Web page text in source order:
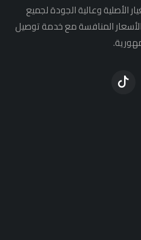
وعالية الجودة لجميع
المنافسة مع خدمة توصيل